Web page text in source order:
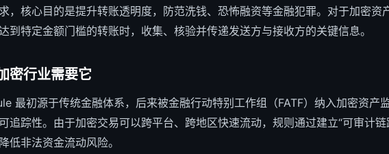
，核心目的是提升转账透明度，防范洗钱、恐怖融资等金融犯罪。对于加密资
到特定金额门槛的转账时，收集、核验并传递发送方与接收方的关键信息。
密行业需要它
最初源于传统金融体系，后来被金融行动特别工作组（FATF）纳入加密资产
追踪性。由于加密交易可以跨平台、跨地区快速流动，规则通过建立“可审计
低非法资金流动风险。